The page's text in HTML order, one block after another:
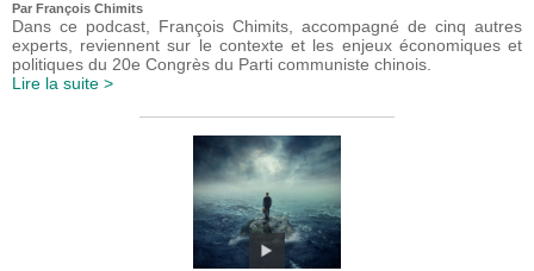
Par François Chimits
Dans ce podcast, François Chimits, accompagné de cinq autres
experts, reviennent sur le contexte et les enjeux économiques et
politiques du 20e Congrès du Parti communiste chinois.
Lire la suite >